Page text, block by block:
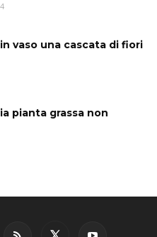
vaso una cascata di fiori
pianta grassa non